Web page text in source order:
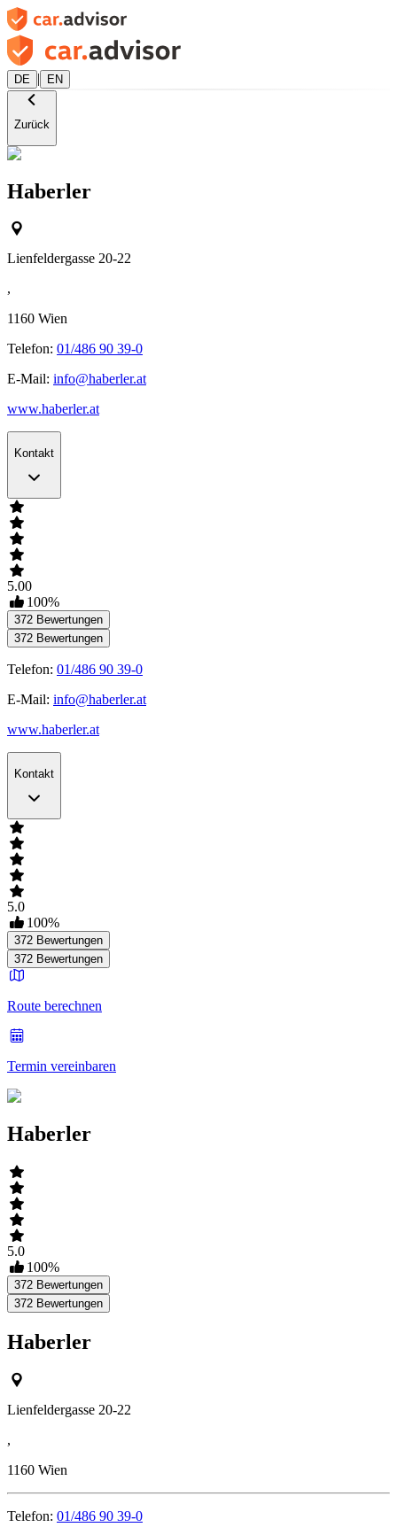
DE | EN
Zurück
Haberler
Lienfeldergasse 20-22
,
1160 Wien
Telefon: 01/486 90 39-0
E-Mail: info@haberler.at
www.haberler.at
Kontakt
5.00
100%
372 Bewertungen
372 Bewertungen
Telefon: 01/486 90 39-0
E-Mail: info@haberler.at
www.haberler.at
Kontakt
5.0
100%
372 Bewertungen
372 Bewertungen
Route berechnen
Termin vereinbaren
Haberler
5.0
100%
372 Bewertungen
372 Bewertungen
Haberler
Lienfeldergasse 20-22
,
1160 Wien
Telefon: 01/486 90 39-0